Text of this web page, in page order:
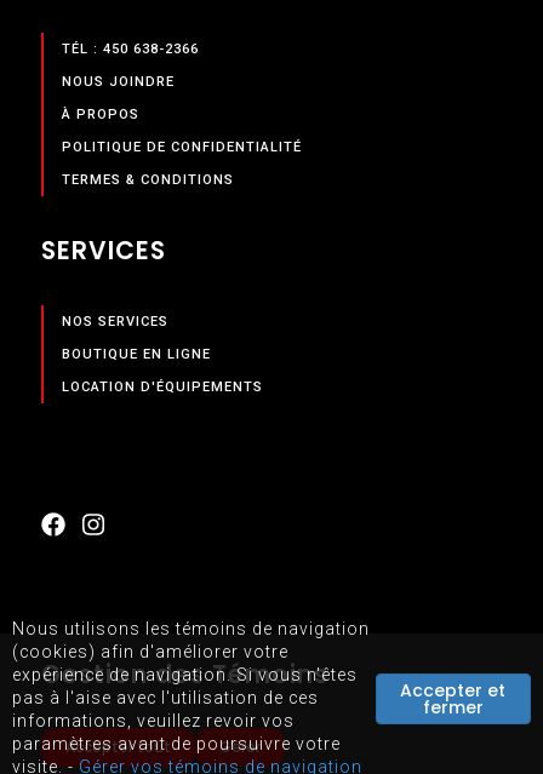
Gestion des Témoins
Nous utilisons les témoins de navigation
(cookies) afin d'améliorer votre
expérience de navigation. Si vous n'êtes
pas à l'aise avec l'utilisation de ces
informations, veuillez revoir vos
paramètres avant de poursuivre votre
visite. -Gérer vos témoins de navigation
Accepter et
fermer
Accepter tout Gérer
TÉL : 450 638-2366
NOUS JOINDRE
À PROPOS
POLITIQUE DE CONFIDENTIALITÉ
TERMES & CONDITIONS
SERVICES
NOS SERVICES
BOUTIQUE EN LIGNE
LOCATION D'ÉQUIPEMENTS
PLAN DU SITE
CONDITIONS D'UTILISATIONS DU SITE WEB